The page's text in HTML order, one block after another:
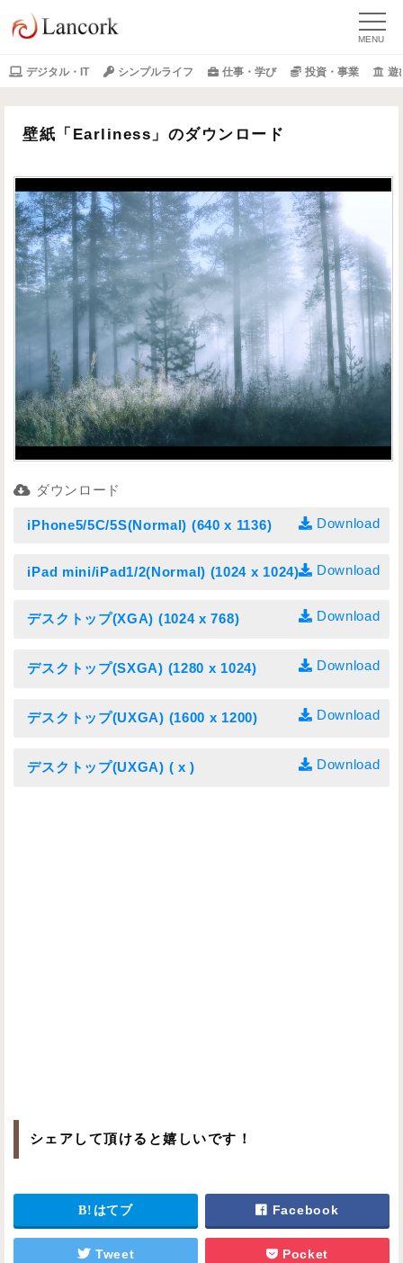
デジタル・IT シンプルライフ 仕事・学び 投資・事業 遊
壁紙「Earliness」のダウンロード
ダウンロード
iPhone5/5C/5S(Normal) (640 x 1136) Download
iPad mini/iPad1/2(Normal) (1024 x 1024) Download
デスクトップ(XGA) (1024 x 768) Download
デスクトップ(SXGA) (1280 x 1024) Download
デスクトップ(UXGA) (1600 x 1200) Download
デスクトップ(UXGA) ( x ) Download
シェアして頂けると嬉しいです！
はてブ Facebook
Tweet Pocket